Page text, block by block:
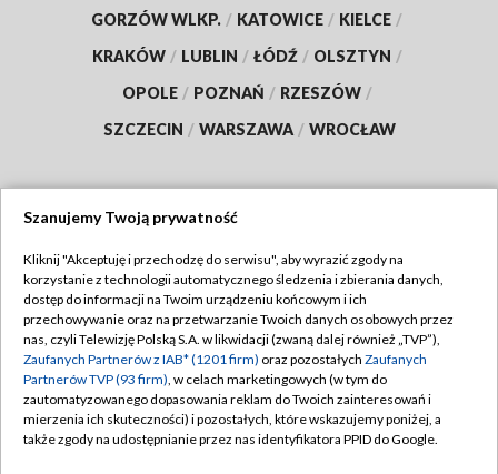
GORZÓW WLKP. / KATOWICE / KIELCE /
KRAKÓW / LUBLIN / ŁÓDŹ / OLSZTYN /
OPOLE / POZNAŃ / RZESZÓW /
SZCZECIN / WARSZAWA / WROCŁAW
TVP
Abonament TVP
Emisja w TVP
Centrum informacji TVP
Naziemna Telewizja Cyfrowa
Regulamin TVP
Polityka prywatności
Moje zgody
Pomoc
Szanujemy Twoją prywatność
Kliknij "Akceptuję i przechodzę do serwisu", aby wyrazić zgody na
korzystanie z technologii automatycznego śledzenia i zbierania danych,
dostęp do informacji na Twoim urządzeniu końcowym i ich
przechowywanie oraz na przetwarzanie Twoich danych osobowych przez
nas, czyli Telewizję Polską S.A. w likwidacji (zwaną dalej również „TVP”),
Zaufanych Partnerów z IAB* (1201 firm) oraz pozostałych Zaufanych
Partnerów TVP (93 firm), w celach marketingowych (w tym do
zautomatyzowanego dopasowania reklam do Twoich zainteresowań i
mierzenia ich skuteczności) i pozostałych, które wskazujemy poniżej, a
także zgody na udostępnianie przez nas identyfikatora PPID do Google.